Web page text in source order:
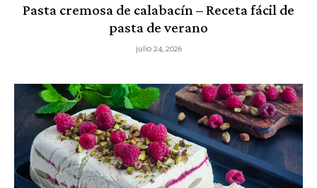
Pasta cremosa de calabacín – Receta fácil de
pasta de verano
julio 24, 2026